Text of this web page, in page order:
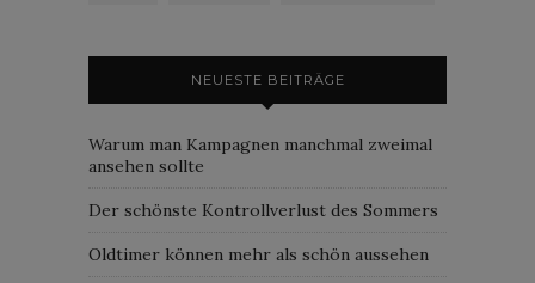
NEUESTE BEITRÄGE
Warum man Kampagnen manchmal zweimal
ansehen sollte
Der schönste Kontrollverlust des Sommers
Oldtimer können mehr als schön aussehen